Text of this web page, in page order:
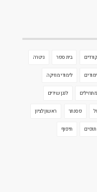
בית ספר גיטרה
לימודי מוזיקה
לנגן שירים
פסנתר ראשון לציון
תופים תיפוף